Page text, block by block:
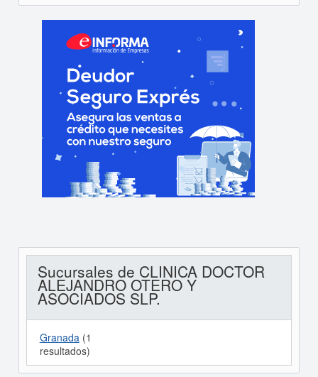
Sucursales de CLINICA DOCTOR
ALEJANDRO OTERO Y
ASOCIADOS SLP.
Granada(1
resultados)